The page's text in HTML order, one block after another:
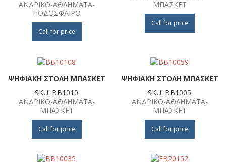
ΑΝΔΡΙΚΟ-ΑΘΛΗΜΑΤΑ-
ΠΟΔΟΣΦΑΙΡΟ
Call for price
ΜΠΑΣΚΕΤ
Call for price
ΨΗΦΙΑΚΗ ΣΤΟΛΗ ΜΠΑΣΚΕΤ
SKU: BB1010
ΑΝΔΡΙΚΟ-ΑΘΛΗΜΑΤΑ-
ΜΠΑΣΚΕΤ
Call for price
ΨΗΦΙΑΚΗ ΣΤΟΛΗ ΜΠΑΣΚΕΤ
SKU: BB1005
ΑΝΔΡΙΚΟ-ΑΘΛΗΜΑΤΑ-
ΜΠΑΣΚΕΤ
Call for price